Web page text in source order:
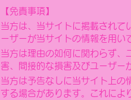
【免責事項】
当方は、当サイトに掲載されて
ーザーが当サイトの情報を用い
当方は理由の如何に関わらず、
害、間接的な損害及びユーザー
当方は予告なしに当サイト上の
する場合があります。これによ